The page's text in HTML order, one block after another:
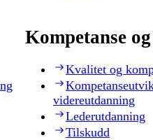
Kompetanse
Kvalitet og
videreutdanning
Lederutdanning
Tilskudd